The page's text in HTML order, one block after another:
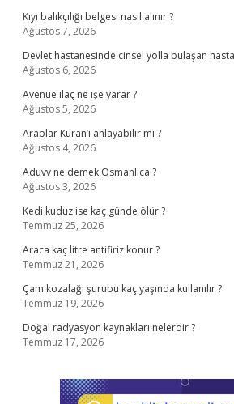
Kıyı balıkçılığı belgesi nasıl alınır ?
Ağustos 7, 2026
Devlet hastanesinde cinsel yolla bulaşan
Ağustos 6, 2026
Avenue ilaç ne işe yarar ?
Ağustos 5, 2026
Araplar Kuran’ı anlayabilir mi ?
Ağustos 4, 2026
Aduvv ne demek Osmanlıca ?
Ağustos 3, 2026
Kedi kuduz ise kaç günde ölür ?
Temmuz 25, 2026
Araca kaç litre antifiriz konur ?
Temmuz 21, 2026
Çam kozalağı şurubu kaç yaşında kullanılır ?
Temmuz 19, 2026
Doğal radyasyon kaynakları nelerdir ?
Temmuz 17, 2026